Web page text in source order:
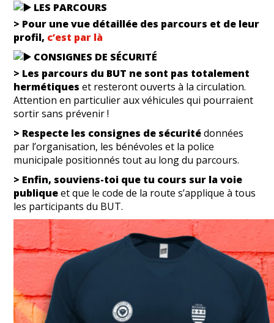
LES PARCOURS
> Pour une vue détaillée des parcours et de leur
profil, c’est par là
CONSIGNES DE SÉCURITÉ
> Les parcours du BUT ne sont pas totalement
hermétiques et resteront ouverts à la circulation.
Attention en particulier aux véhicules qui pourraient
sortir sans prévenir !
> Respecte les consignes de sécuritédonnées
par l’organisation, les bénévoles et la police
municipale positionnés tout au long du parcours.
> Enfin, souviens-toi que tu cours sur la voie
publiqueet que le code de la route s’applique à tous
les participants du BUT.